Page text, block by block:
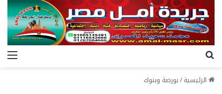
الرئيسية/بورصة وبنوك